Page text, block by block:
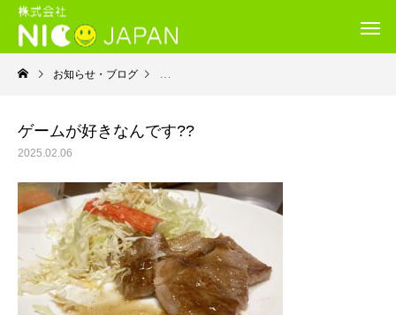
お知らせ・ブログ 利用者さんから
ゲームが好きなんです??
2025.02.06